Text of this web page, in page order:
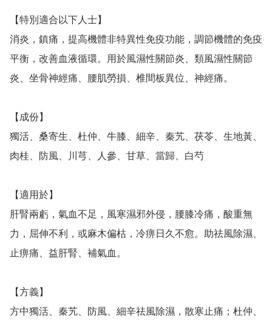
【特別適合以下人士】
消炎，鎮痛，提高機體非特異性免疫功能，調節機體的免疫
平衡，改善血液循環。用於風濕性關節炎、類風濕性關節
炎、坐骨神經痛、腰肌勞損、椎間板異位、神經痛。
【成份】
獨活、桑寄生、杜仲、牛膝、細辛、秦艽、茯苓、生地黃、
肉桂、防風、川芎、人參、甘草、當歸、白芍
【適用於】
肝腎兩虧，氣血不足，風寒濕邪外侵，腰膝冷痛，酸重無
力，屈伸不利，或麻木偏枯，冷痹日久不愈。助祛風除濕、
止痹痛、益肝腎、補氣血。
【方義】
方中獨活、秦艽、防風、細辛祛風除濕，散寒止痛；杜仲、